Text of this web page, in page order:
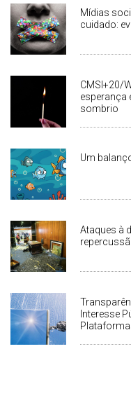
Mídias
cuidado:
CMSI+20/
esperança
sombrio
Um
Ataques à
Interesse